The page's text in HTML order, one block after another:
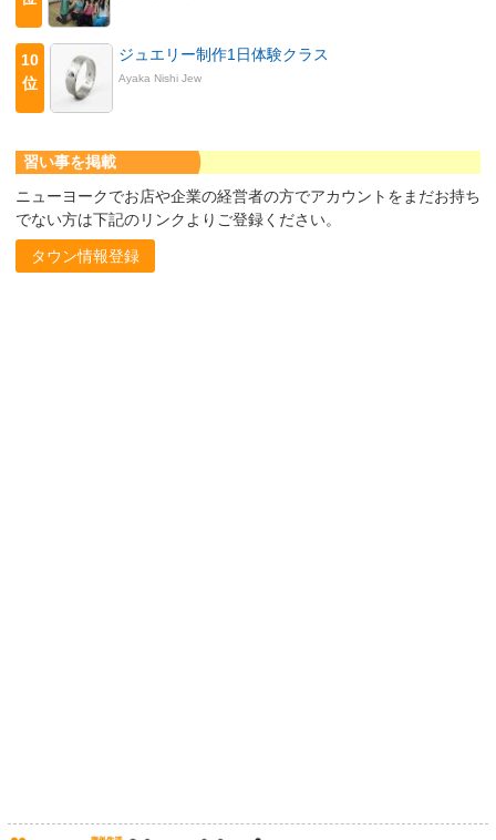
10
位
ジュエリー制作1日体験クラス
Ayaka Nishi Jew
習い事を掲載
ニューヨークでお店や企業の経営者の方でアカウントをまだお持ち
でない方は下記のリンクよりご登録ください。
タウン情報登録